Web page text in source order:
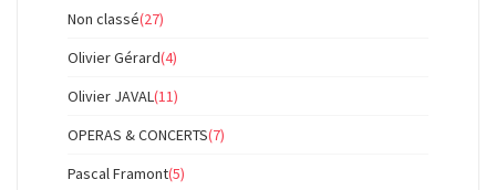
Non classé(27)
Olivier Gérard(4)
Olivier JAVAL(11)
OPERAS & CONCERTS(7)
Pascal Framont(5)